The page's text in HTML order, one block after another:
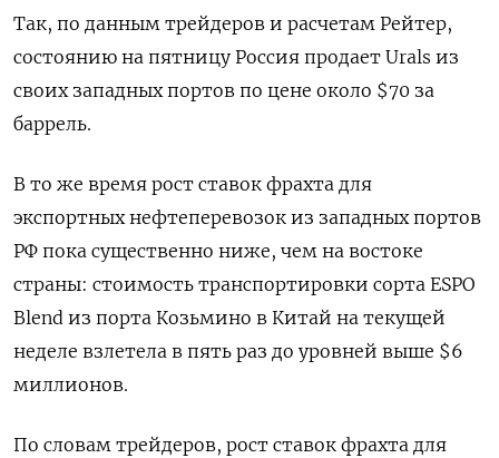
Так, по данным трейдеров и расчетам Рейтер,
состоянию на пятницу Россия продает Urals из
своих западных портов по цене около $70 за
баррель.
В то же время рост ставок фрахта для
экспортных нефтеперевозок из западных портов
РФ пока существенно ниже, чем на востоке
страны: стоимость транспортировки сорта ESPO
Blend из порта Козьмино в Китай на текущей
неделе взлетела в пять раз до уровней выше $6
миллионов.
По словам трейдеров, рост ставок фрахта для